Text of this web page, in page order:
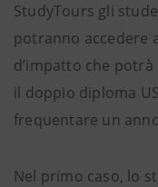
StudyTours gli
potranno accedere
d’impatto che
il doppio diploma
frequentare un
Nel primo caso, lo